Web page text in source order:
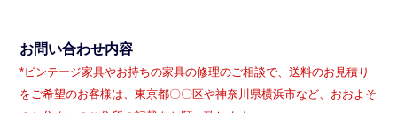
お問い合わせ内容
*ビンテージ家具やお持ちの家具の修理のご相談で、送料のお見積り
をご希望のお客様は、東京都〇〇区や神奈川県横浜市など、おおよそ